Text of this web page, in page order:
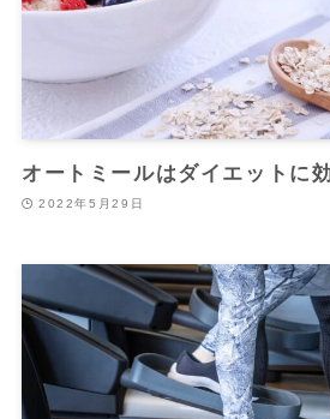
オートミールはダイエットに
2022年5月29日